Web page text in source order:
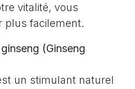
vitalité, vous
plus facilement.
(Ginseng
un stimulant naturel